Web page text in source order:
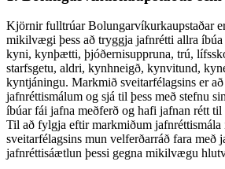
Kjörnir fulltrúar Bolungarvíkurkaupstaðar
mikilvægi þess að tryggja jafnrétti allra íbúa
kyni, kynþætti, þjóðernisuppruna, trú,
starfsgetu, aldri, kynhneigð, kynvitund,
kyntjáningu. Markmið sveitarfélagsins er
jafnréttismálum og sjá til þess með stefnu
íbúar fái jafna meðferð og hafi jafnan rétt
Til að fylgja eftir markmiðum jafnréttismála
sveitarfélagsins mun velferðarráð fara með
jafnréttisáætlun þessi gegna mikilvægu